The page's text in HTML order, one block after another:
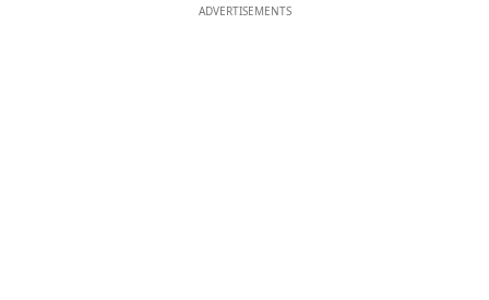
ADVERTISEMENTS